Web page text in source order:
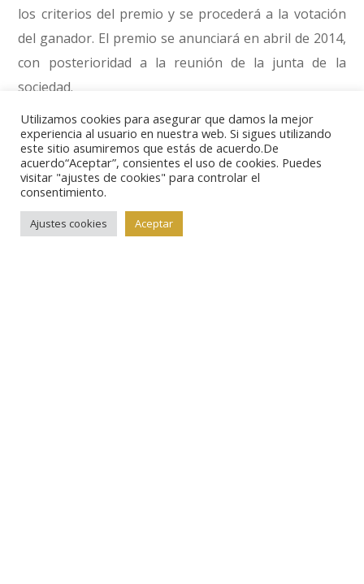
los criterios del premio y se procederá a la votación
del ganador. El premio se anunciará en abril de 2014,
con posterioridad a la reunión de la junta de la
sociedad.
En el momento de cerrar esta edición, a pocas horas
de la conclusión del plazo de presentación de
candidaturas, se habían hecho públicas las
nominaciones de los billetes de 5 euros de la serie
Europa, 5reaisde Brasil, 50 dinares de Libia, 10.000
Utilizamos cookies para asegurar que damos la mejor
experiencia al usuario en nuestra web. Si sigues utilizando
este sitio asumiremos que estás de acuerdo.De
acuerdo“Aceptar”, consientes el uso de cookies. Puedes
visitar "ajustes de cookies" para controlar el
consentimiento.
Ajustes cookies Aceptar